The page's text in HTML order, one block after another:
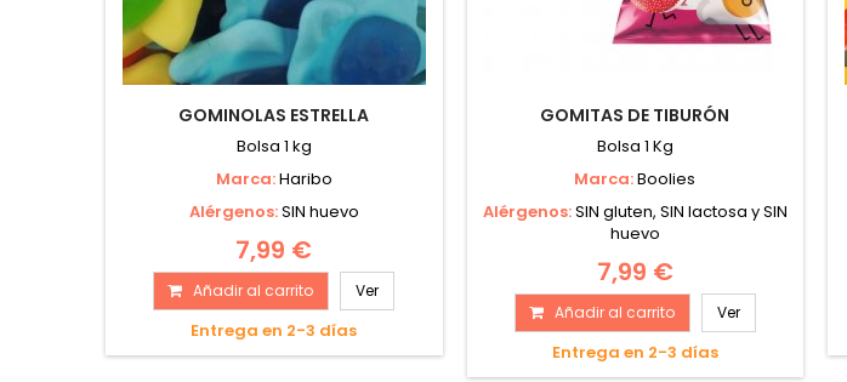
GOMINOLAS ESTRELLA
Bolsa 1 kg
Marca:Haribo
Alérgenos:SIN huevo
7,99 €
Añadir al carrito Ver
Entrega en 2-3 días
GOMITAS DE TIBURÓN
Bolsa 1 Kg
Marca:Boolies
Alérgenos:SIN gluten, SIN lactosa y SIN
huevo
7,99 €
Añadir al carrito Ver
Entrega en 2-3 días